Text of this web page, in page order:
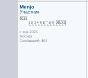
Menjo
Участник
с янв 2025
Москва
Сообщений: 452